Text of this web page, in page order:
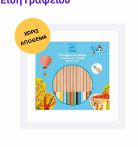
Χ
ΩΡΊΣ
Α
Π
Ό
ΘΕ
ΜΑ